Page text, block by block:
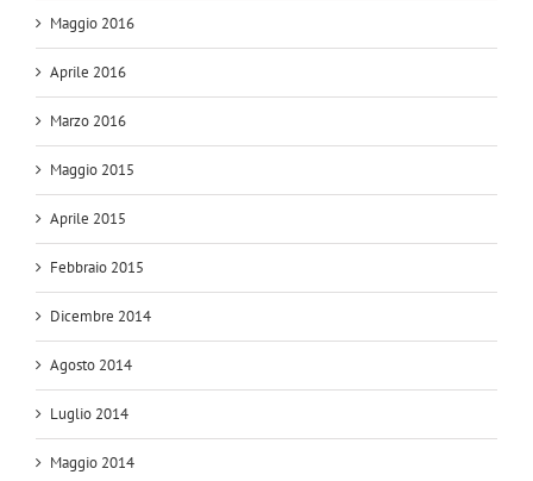
Maggio 2016
Aprile 2016
Marzo 2016
Maggio 2015
Aprile 2015
Febbraio 2015
Dicembre 2014
Agosto 2014
Luglio 2014
Maggio 2014